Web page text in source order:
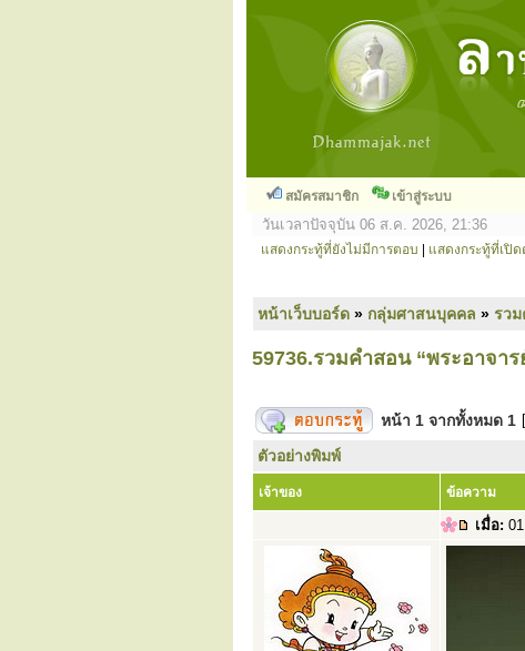
สมัครสมาชิก เข้าสู่ระบบ
วันเวลาปัจจุบัน 06 ส.ค. 2026, 21:36
แสดงกระทู้ที่ยังไม่มีการตอบ แสดงกระทู้ที่เปิ
หน้าเว็บบอร์ด » กลุ่มศาสนบุคคล » รวม
59736.รวมคำสอน “พระอาจ
หน้า 1 จากทั้งหมด 1
ตัวอย่างพิมพ์
เจ้าของ ข้อความ
เมื่อ: